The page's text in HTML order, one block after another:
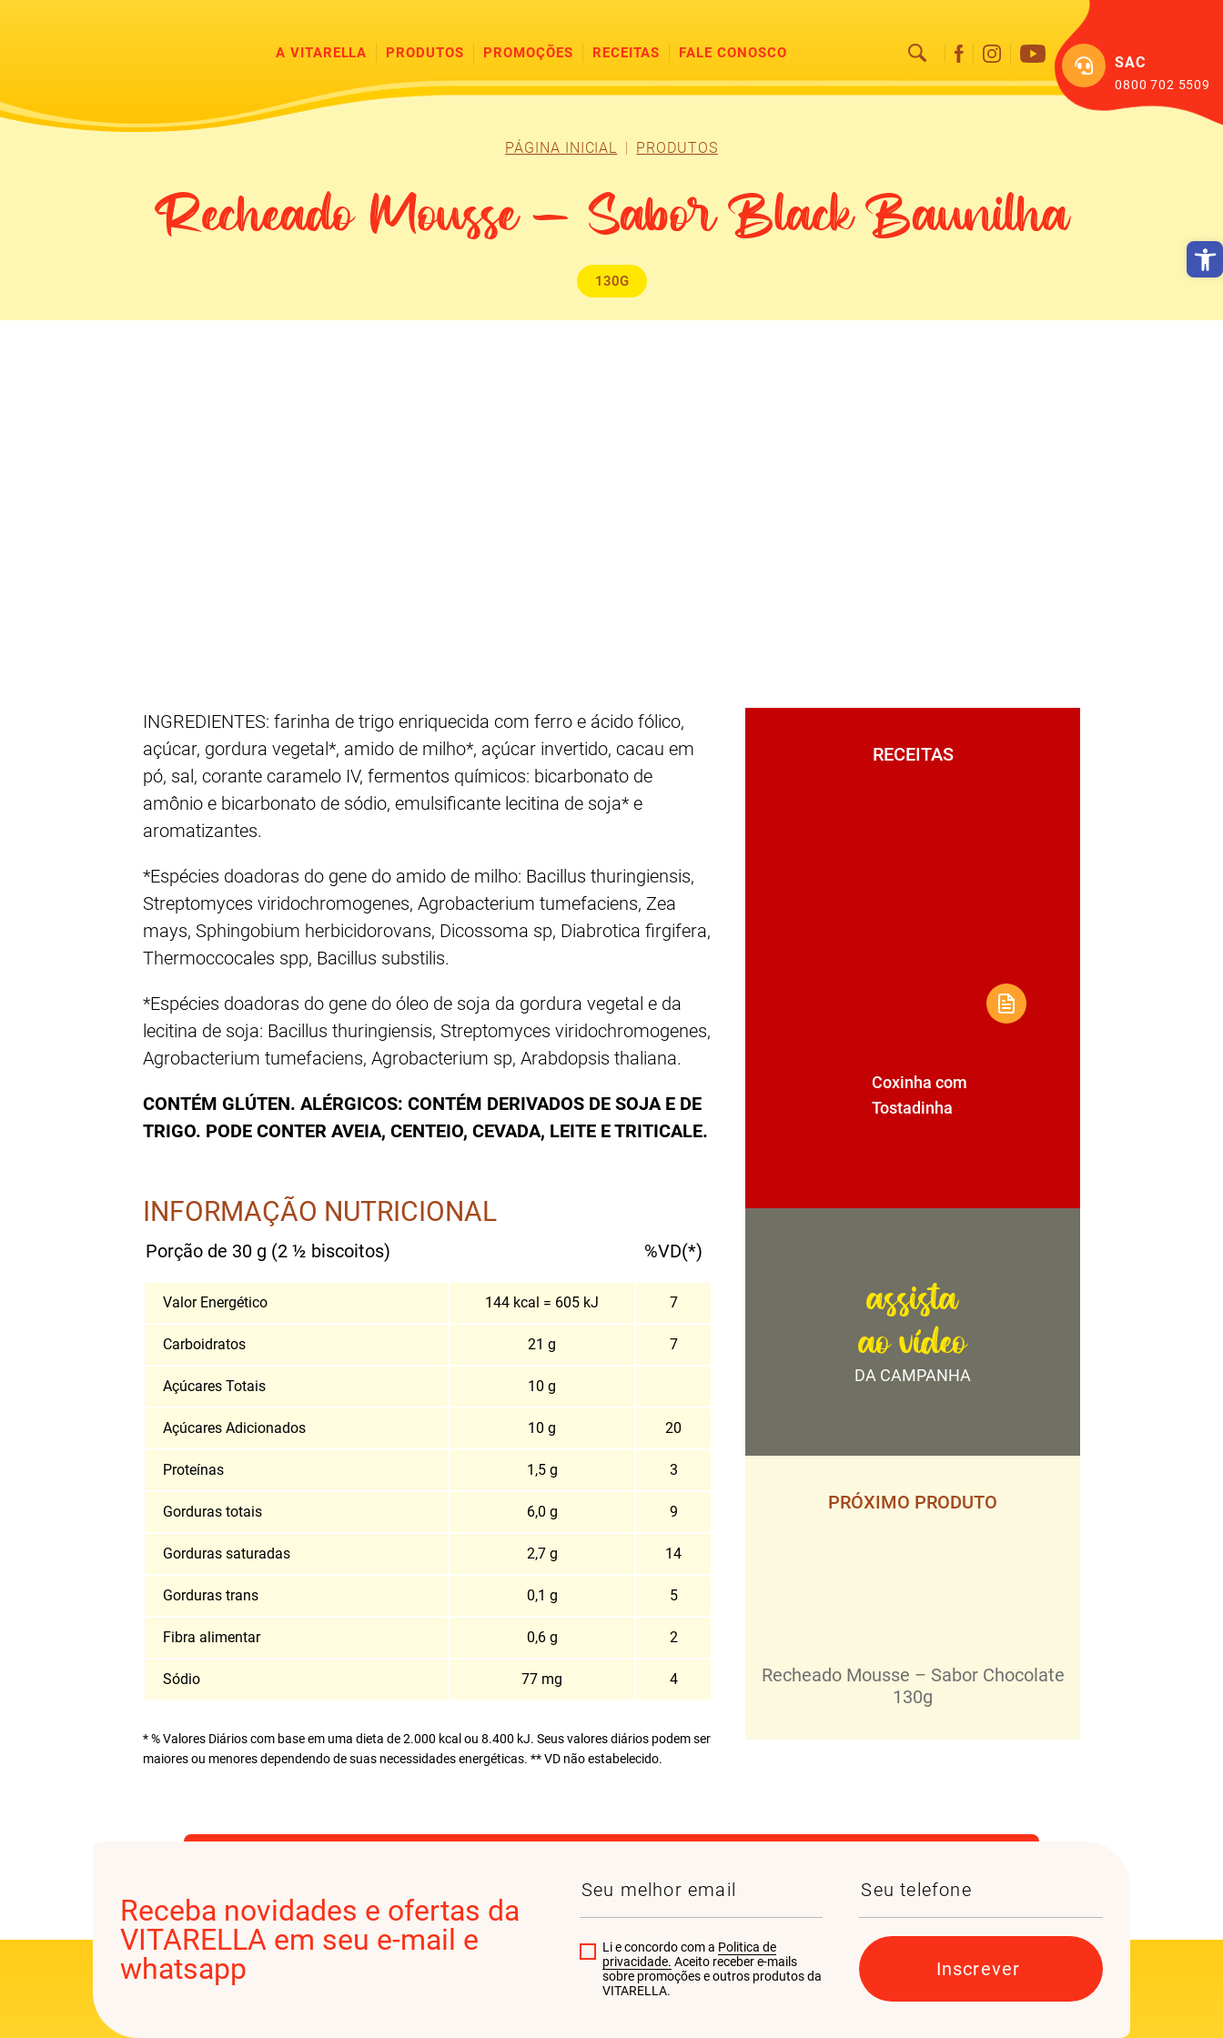
A VITARELLA PRODUTOS PROMOÇÕES RECEITAS FALE CONOSCO
SAC
0800 702 5509
PÁGINA INICIAL PRODUTOS
Recheado Mousse – Sabor Black Baunilha
130G
INGREDIENTES: farinha de trigo enriquecida com ferro e ácido fólico,
açúcar, gordura vegetal*, amido de milho*, açúcar invertido, cacau em
pó, sal, corante caramelo IV, fermentos químicos: bicarbonato de
amônio e bicarbonato de sódio, emulsificante lecitina de soja* e
aromatizantes.
*Espécies doadoras do gene do amido de milho: Bacillus thuringiensis,
Streptomyces viridochromogenes, Agrobacterium tumefaciens, Zea
mays, Sphingobium herbicidorovans, Dicossoma sp, Diabrotica firgifera,
Thermoccocales spp, Bacillus substilis.
*Espécies doadoras do gene do óleo de soja da gordura vegetal e da
lecitina de soja: Bacillus thuringiensis, Streptomyces viridochromogenes,
Agrobacterium tumefaciens, Agrobacterium sp, Arabdopsis thaliana.
CONTÉM GLÚTEN. ALÉRGICOS: CONTÉM DERIVADOS DE SOJA E DE
TRIGO. PODE CONTER AVEIA, CENTEIO, CEVADA, LEITE E TRITICALE.
INFORMAÇÃO NUTRICIONAL
Porção de 30 g (2 ½ biscoitos) %VD(*)
Valor Energético 144 kcal = 605 kJ 7
Carboidratos 21 g 7
Açúcares Totais 10 g
Açúcares Adicionados 10 g 20
Proteínas 1,5 g 3
Gorduras totais 6,0 g 9
Gorduras saturadas 2,7 g 14
Gorduras trans 0,1 g 5
Fibra alimentar 0,6 g 2
Sódio 77 mg 4
* % Valores Diários com base em uma dieta de 2.000 kcal ou 8.400 kJ. Seus valores diários podem ser
maiores ou menores dependendo de suas necessidades energéticas. ** VD não estabelecido.
RECEITAS
Coxinha com
Tostadinha
assista
ao vídeo
DA CAMPANHA
PRÓXIMO PRODUTO
Recheado Mousse – Sabor Chocolate
130g
Receba novidades e ofertas da
VITARELLA em seu e-mail e
whatsapp
Li e concordo com a Politica de
privacidade. Aceito receber e-mails
sobre promoções e outros produtos da
VITARELLA.